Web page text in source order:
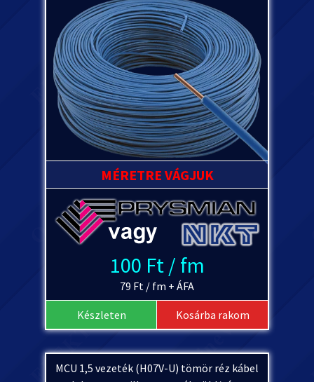
MÉRETRE VÁGJUK
100 Ft / fm
79 Ft / fm + ÁFA
Készleten Kosárba rakom
MCU 1,5 vezeték (H07V-U) tömör réz kábel